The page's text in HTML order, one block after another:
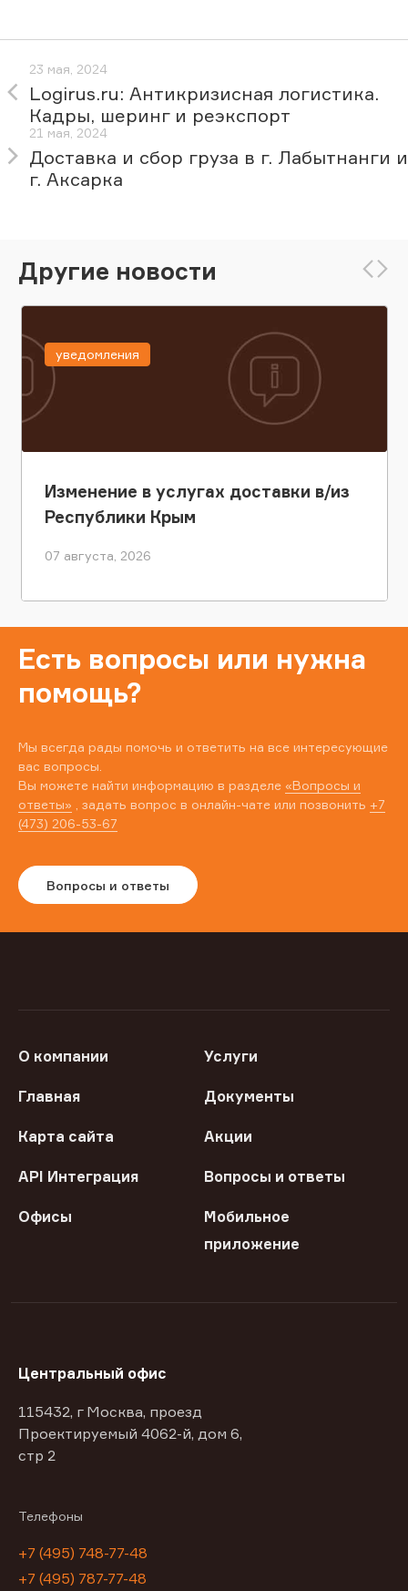
23 мая, 2024
Logirus.ru: Антикризисная логистика.
Кадры, шеринг и реэкспорт
21 мая, 2024
Доставка и сбор груза в г. Лабытнанги и
г. Аксарка
Другие новости
Изменение в услугах доставки в/из
Республики Крым
07 августа, 2026
уведомления
Есть вопросы или нужна
помощь?
Мы всегда рады помочь и ответить на все интересующие
вас вопросы.
Вы можете найти информацию в разделе «Вопросы и
ответы» , задать вопрос в онлайн-чате или позвонить +7
(473) 206-53-67
Вопросы и ответы
О компании Услуги
Главная Документы
Карта сайта Акции
API Интеграция Вопросы и ответы
Офисы
Мобильное
приложение
Центральный офис
115432, г Москва, проезд
Проектируемый 4062-й, дом 6,
стр 2
Телефоны
+7 (495) 748-77-48
+7 (495) 787-77-48